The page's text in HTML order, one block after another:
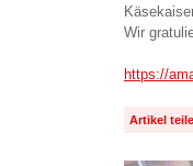
Wir
https://
Artikel